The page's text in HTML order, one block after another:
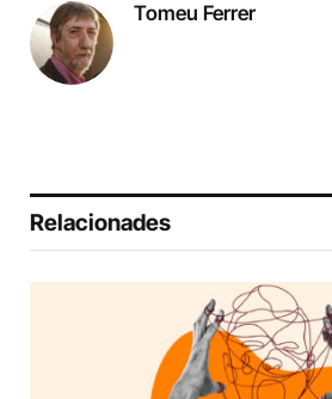
Tomeu Ferrer
Relacionades